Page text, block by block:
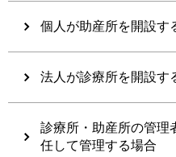
個人が助産所を開設す
法人が診療所を開設す
診療所・助産所の管理
任して管理する場合